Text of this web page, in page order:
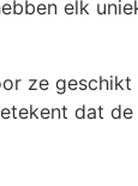
elk
ze
dat